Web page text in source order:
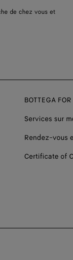
de chez vous et
BOTTEGA FOR
Services sur
Rendez-vous
Certificate of